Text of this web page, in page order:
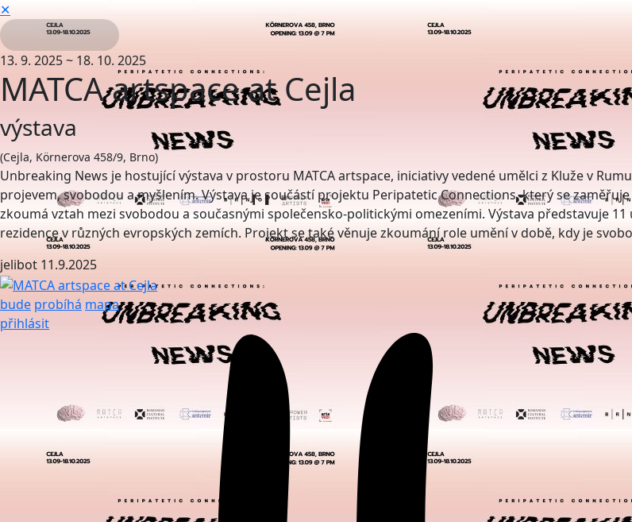
✕
13. 9. 2025 ~ 18. 10. 2025
MATCA artspace at Cejla
výstava
(Cejla, Körnerova 458/9, Brno)
Unbreaking News je hostující výstava v prostoru MATCA artspace, iniciativy vedené umělci z Kluže v
projevem, svobodou a myšlením. Výstava je součástí projektu Peripatetic Connections, který se
zkoumá vztah mezi svobodou a současnými společensko-politickými omezeními. Výstava představuje
rezidence v různých evropských zemích. Projekt se také věnuje zkoumání role umění v době, kdy je
jelibot 11.9.2025
bude probíhá mapa
přihlásit